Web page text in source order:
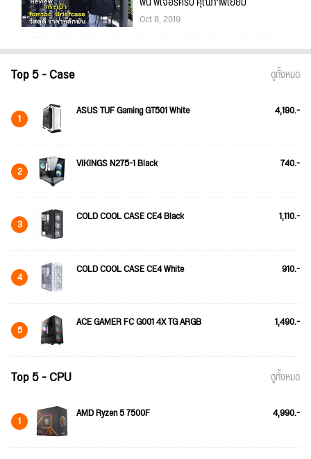
Oct 8, 2019
Top 5 - Case ดูทั้งหมด
1 ASUS TUF Gaming GT501 White 4,190.-
2 VIKINGS N275-1 Black 740.-
3 COLD COOL CASE CE4 Black 1,110.-
4 COLD COOL CASE CE4 White 910.-
5 ACE GAMER FC G001 4X TG ARGB 1,490.-
Top 5 - CPU ดูทั้งหมด
1 AMD Ryzen 5 7500F 4,990.-